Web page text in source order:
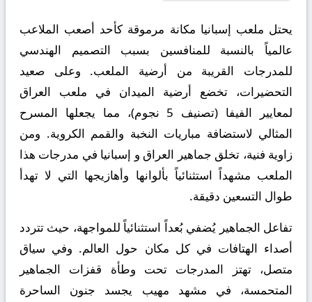
يحتل ملعب إسبانيا مكانة مرموقة كأحد أصعب الملاعب
عالمياً بالنسبة للمنافسين بسبب التصميم الهندسي
للمدرجات القريبة من أرضية الملعب. وعلى صعيد
التحضيرات، تخضع أرضية الميدان في ملعب العراق
لمعايير الفيفا (تصنيف 5 نجوم)، مما يجعلها المسرح
المثالي لاستضافة مباريات النخبة والقمم الكروية. ومن
زاوية فنية، تخلق جماهير العراق و إسبانيا في مدرجات هذا
الملعب مشهداً استثنائياً بألوانها وأهازيجها التي لا تهدأ
طوال التسعين دقيقة.
تفاعل الجماهير يُضفي بُعداً استثنائياً للمواجهة، حيث تتردد
أصداء الهتافات في كل مكان حول العالم. وفي سياق
متصل، تهتز المدرجات تحت وطأة قفزات الجماهير
المتحمسة، في مشهد مهيب يجسد جنون الساحرة